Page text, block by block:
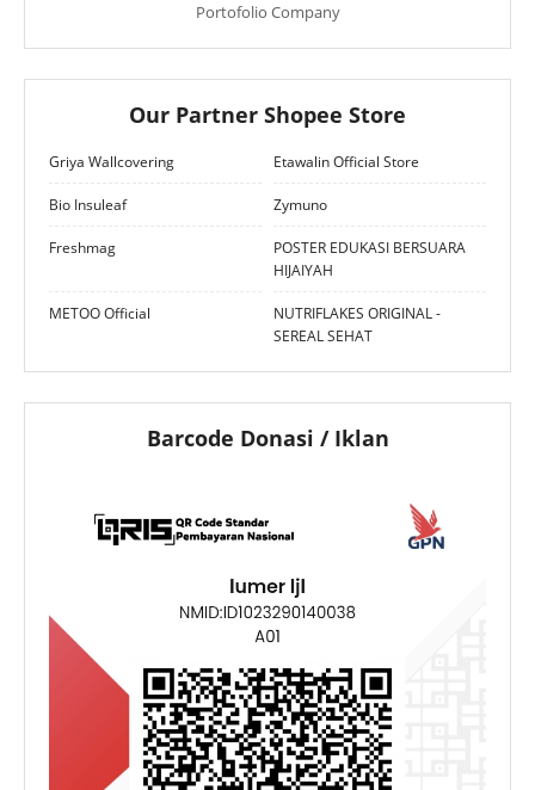
Portofolio Company
Our Partner Shopee Store
Griya Wallcovering Etawalin Official Store
Bio Insuleaf Zymuno
Freshmag
POSTER EDUKASI BERSUARA
HIJAIYAH
METOO Official
NUTRIFLAKES ORIGINAL -
SEREAL SEHAT
Barcode Donasi / Iklan